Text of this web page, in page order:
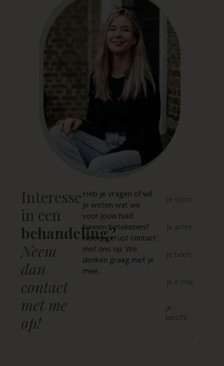
Interesse
in een
behandeling?
Neem
dan
contact
met me
op!
Heb je vragen of wil
je weten wat we
voor jouw huid
kunnen betekenen?
Neem gerust contact
met ons op. We
denken graag met je
mee.